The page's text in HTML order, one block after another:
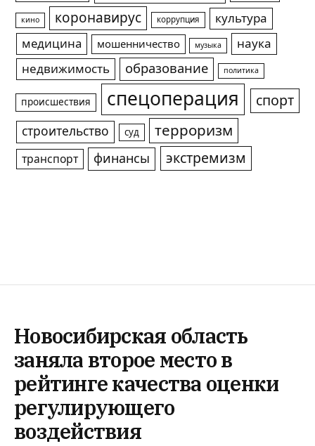
кино коронавирус коррупция
культура
медицина
мошенничество музыка
наука
недвижимость
образование политика
происшествия спецоперация спорт
строительство суд терроризм
транспорт финансы экстремизм
Новосибирская область
заняла второе место в
рейтинге качества оценки
регулирующего
воздействия